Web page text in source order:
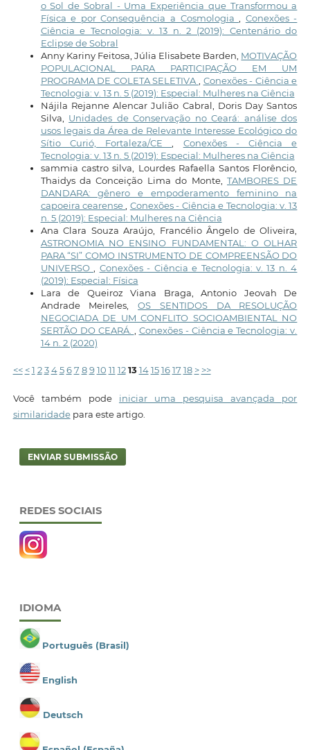
o Sol de Sobral - Uma Experiência que Transformou a
Física e por Consequência a Cosmologia
Conexões -
Ciência e Tecnologia: v. 13 n. 2 (2019): Centenário do
Eclipse de Sobral
Anny Kariny Feitosa, Júlia Elisabete Barden, MOTIVAÇÃO
POPULACIONAL PARA PARTICIPAÇÃO EM UM
PROGRAMA DE COLETA SELETIVA
Conexões - Ciência e
Tecnologia: v. 13 n. 5 (2019): Especial: Mulheres na Ciência
Nájila Rejanne Alencar Julião Cabral, Doris Day Santos
Silva, Unidades de Conservação no Ceará: análise dos
usos legais da Área de Relevante Interesse Ecológico do
Sítio Curió, Fortaleza/CE
Conexões - Ciência e
Tecnologia: v. 13 n. 5 (2019): Especial: Mulheres na Ciência
sammia castro silva, Lourdes Rafaella Santos Florêncio,
Thaidys da Conceição Lima do Monte,TAMBORES DE
DANDARA: gênero e empoderamento feminino na
capoeira cearense
Conexões - Ciência e Tecnologia: v. 13
n. 5 (2019): Especial: Mulheres na Ciência
Ana Clara Souza Araújo, Francélio Ângelo de Oliveira,
ASTRONOMIA NO ENSINO FUNDAMENTAL: O OLHAR
PARA “SI” COMO INSTRUMENTO DE COMPREENSÃO DO
UNIVERSO
Conexões - Ciência e Tecnologia: v. 13 n. 4
(2019): Especial: Física
Lara de Queiroz Viana Braga, Antonio Jeovah De
Andrade Meireles,OS SENTIDOS DA RESOLUÇÃO
NEGOCIADA DE UM CONFLITO SOCIOAMBIENTAL NO
SERTÃO DO CEARÁ.
Conexões - Ciência e Tecnologia: v.
14 n. 2 (2020)
<< < 1 2 3 4 5 6 7 8 9 10 11 12 13 14 15 16 17 18 > >>
Você também pode iniciar uma pesquisa avançada por
similaridadepara este artigo.
ENVIAR SUBMISSÃO
REDES SOCIAIS
IDIOMA
Português (Brasil)
English
Deutsch